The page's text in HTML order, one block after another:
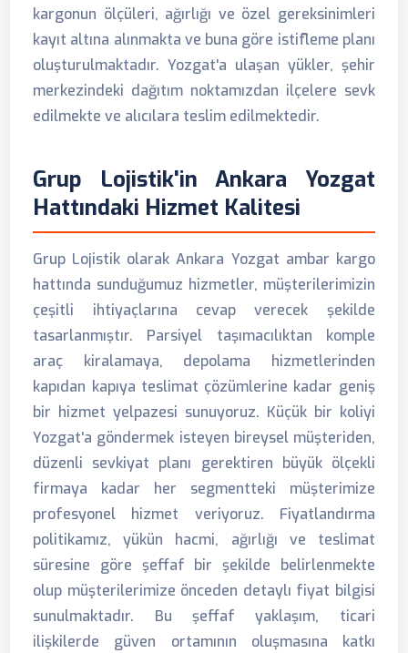
kargonun ölçüleri, ağırlığı ve özel gereksinimleri
kayıt altına alınmakta ve buna göre istifleme planı
oluşturulmaktadır. Yozgat'a ulaşan yükler, şehir
merkezindeki dağıtım noktamızdan ilçelere sevk
edilmekte ve alıcılara teslim edilmektedir.
Grup Lojistik'in Ankara Yozgat
Hattındaki Hizmet Kalitesi
Grup Lojistik olarak Ankara Yozgat ambar kargo
hattında sunduğumuz hizmetler, müşterilerimizin
çeşitli ihtiyaçlarına cevap verecek şekilde
tasarlanmıştır. Parsiyel taşımacılıktan komple
araç kiralamaya, depolama hizmetlerinden
kapıdan kapıya teslimat çözümlerine kadar geniş
bir hizmet yelpazesi sunuyoruz. Küçük bir koliyi
Yozgat'a göndermek isteyen bireysel müşteriden,
düzenli sevkiyat planı gerektiren büyük ölçekli
firmaya kadar her segmentteki müşterimize
profesyonel hizmet veriyoruz. Fiyatlandırma
politikamız, yükün hacmi, ağırlığı ve teslimat
süresine göre şeffaf bir şekilde belirlenmekte
olup müşterilerimize önceden detaylı fiyat bilgisi
sunulmaktadır. Bu şeffaf yaklaşım, ticari
ilişkilerde güven ortamının oluşmasına katkı